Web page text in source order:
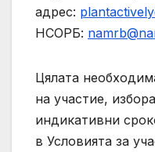
адрес:
НСОРБ:
Цялата
на участие,
индикативни
в Условията за